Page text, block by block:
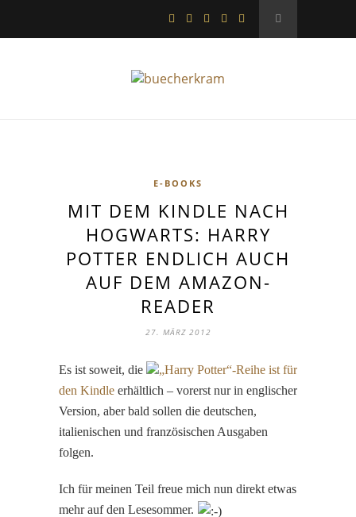
E-BOOKS
MIT DEM KINDLE NACH
HOGWARTS: HARRY
POTTER ENDLICH AUCH
AUF DEM AMAZON-
READER
27. MÄRZ 2012
Es ist soweit, die
„Harry Potter“-Reihe ist für
den Kindle erhältlich – vorerst nur in englischer
Version, aber bald sollen die deutschen,
italienischen und französischen Ausgaben
folgen.
Ich für meinen Teil freue mich nun direkt etwas
mehr auf den Lesesommer.